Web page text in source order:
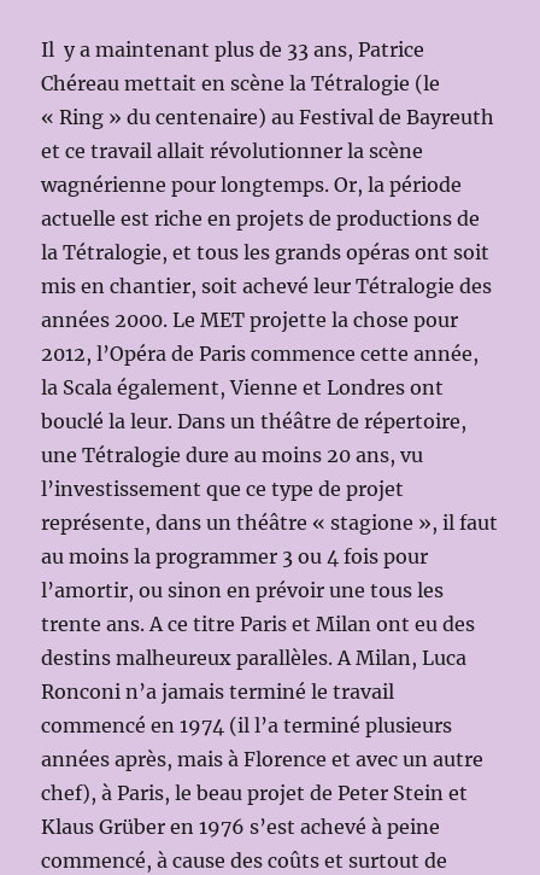
Il y a maintenant plus de 33 ans, Patrice
Chéreau mettait en scène la Tétralogie (le
« Ring » du centenaire) au Festival de Bayreuth
et ce travail allait révolutionner la scène
wagnérienne pour longtemps. Or, la période
actuelle est riche en projets de productions de
la Tétralogie, et tous les grands opéras ont soit
mis en chantier, soit achevé leur Tétralogie des
années 2000. Le MET projette la chose pour
2012, l’Opéra de Paris commence cette année,
la Scala également, Vienne et Londres ont
bouclé la leur. Dans un théâtre de répertoire,
une Tétralogie dure au moins 20 ans, vu
l’investissement que ce type de projet
représente, dans un théâtre « stagione », il faut
au moins la programmer 3 ou 4 fois pour
l’amortir, ou sinon en prévoir une tous les
trente ans. A ce titre Paris et Milan ont eu des
destins malheureux parallèles. A Milan, Luca
Ronconi n’a jamais terminé le travail
commencé en 1974 (il l’a terminé plusieurs
années après, mais à Florence et avec un autre
chef), à Paris, le beau projet de Peter Stein et
Klaus Grüber en 1976 s’est achevé à peine
commencé, à cause des coûts et surtout de